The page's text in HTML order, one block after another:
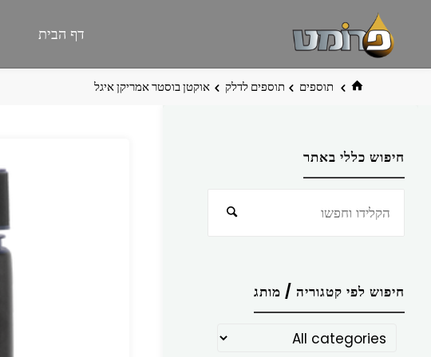
דף הבית
בית תוספים תוספים לדלק אוקטן בוסטר אמריקן איגל
חיפוש כללי באתר
חיפוש
חיפוש לפי קטגוריה / מותג